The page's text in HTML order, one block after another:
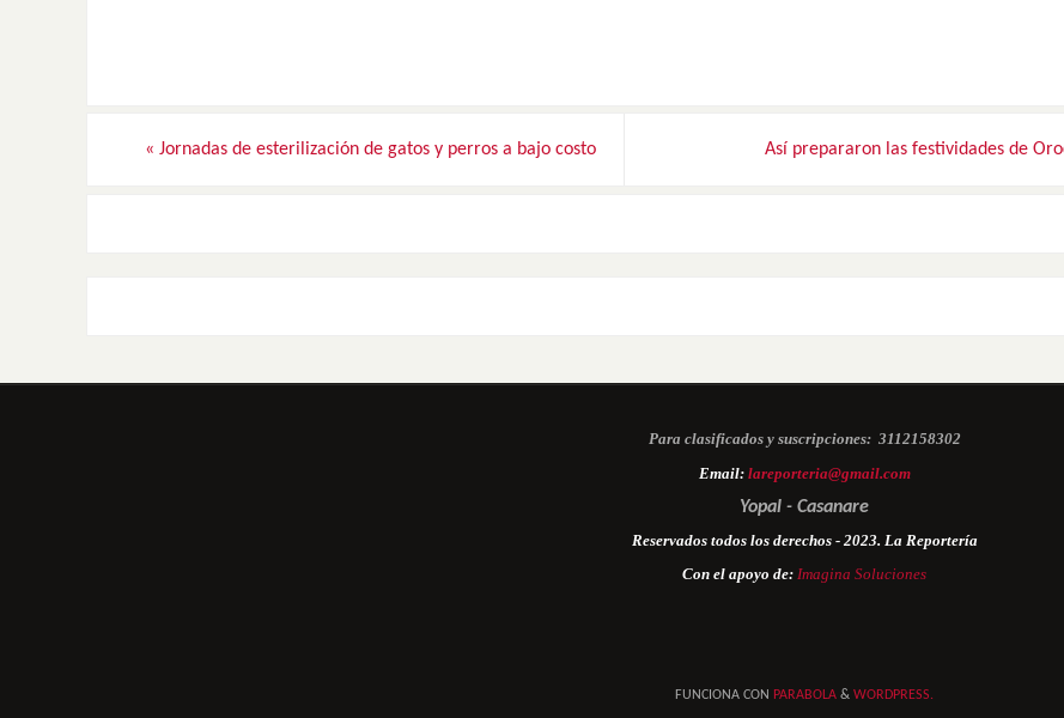
« Jornadas de esterilización de gatos y perros a bajo costo Así prepararon las festividades de
Para clasificados y suscripciones: 3112158302
Email: lareporteria@gmail.com
Yopal - Casanare
Reservados todos los derechos - 2023. La Reportería
Con el apoyo de: Imagina Soluciones
FUNCIONA CON PARABOLA & WORDPRESS.